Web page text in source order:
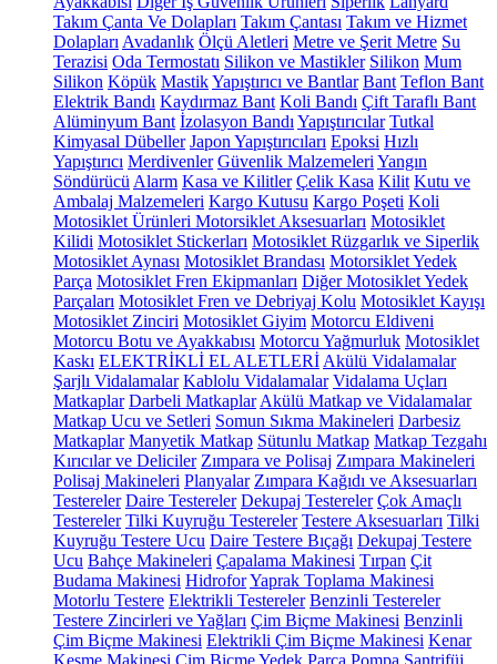
Takım Çanta Ve Dolapları Takım Çantası Takım ve Hizmet
Dolapları Avadanlık Ölçü Aletleri Metre ve Şerit Metre Su
Terazisi Oda Termostatı Silikon ve Mastikler Silikon Mum
Silikon Köpük MastikYapıştırıcı ve Bantlar Bant Teflon Bant
Elektrik Bandı Kaydırmaz Bant Koli Bandı Çift Taraflı Bant
Alüminyum Bant İzolasyon Bandı Yapıştırıcılar Tutkal
Kimyasal Dübeller Japon Yapıştırıcıları Epoksi Hızlı
Yapıştırıcı Merdivenler Güvenlik Malzemeleri Yangın
Söndürücü Alarm Kasa ve Kilitler Çelik Kasa Kilit Kutu ve
Ambalaj Malzemeleri Kargo Kutusu Kargo Poşeti Koli
Motosiklet Ürünleri Motorsiklet Aksesuarları Motosiklet
Kilidi Motosiklet Stickerları Motosiklet Rüzgarlık ve Siperlik
Motosiklet Aynası Motosiklet Brandası Motorsiklet Yedek
Parça Motosiklet Fren Ekipmanları Diğer Motosiklet Yedek
Parçaları Motosiklet Fren ve Debriyaj Kolu Motosiklet Kayışı
Motosiklet Zinciri Motosiklet Giyim Motorcu Eldiveni
Motorcu Botu ve Ayakkabısı Motorcu Yağmurluk Motosiklet
Kaskı ELEKTRİKLİ EL ALETLERİ Akülü Vidalamalar
Şarjlı Vidalamalar Kablolu Vidalamalar Vidalama Uçları
Matkaplar Darbeli Matkaplar Akülü Matkap ve Vidalamalar
Matkap Ucu ve Setleri Somun Sıkma Makineleri Darbesiz
Matkaplar Manyetik Matkap Sütunlu Matkap Matkap Tezgahı
Kırıcılar ve Deliciler Zımpara ve Polisaj Zımpara Makineleri
Polisaj Makineleri Planyalar Zımpara Kağıdı ve Aksesuarları
Testereler Daire Testereler Dekupaj Testereler Çok Amaçlı
Testereler Tilki Kuyruğu Testereler Testere Aksesuarları Tilki
Kuyruğu Testere Ucu Daire Testere Bıçağı Dekupaj Testere
Ucu Bahçe Makineleri Çapalama Makinesi Tırpan Çit
Budama Makinesi HidroforYaprak Toplama Makinesi
Motorlu Testere Elektrikli Testereler Benzinli Testereler
Testere Zincirleri ve Yağları Çim Biçme Makinesi Benzinli
Çim Biçme Makinesi Elektrikli Çim Biçme Makinesi Kenar
Kesme Makinesi Çim Biçme Yedek Parça Pompa Santrifüj